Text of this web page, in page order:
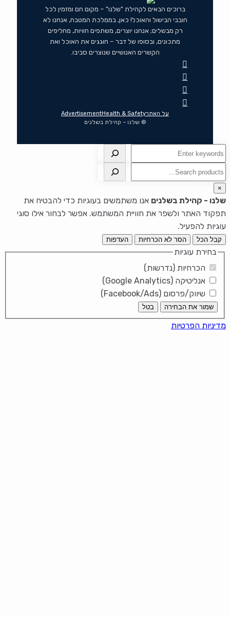
ברוכים הבאים לקהילת "שלנו" – מקום חם ומזמין לכל
חובבי הבישול והאוכל! כאן, בממלכת המטבח, אנחנו לא
רק מבשלים; אנחנו יוצרים, משתפים חוויות, מחליפים
מתכונים, ובסופו של דבר – חוגגים את האוכל ואת
הקשרים האנושיים שנוצרים סביבו.
על האתרHealth & Safety
Advertisement
© שלנו – קהילת בשלנים
חיפוש
חיפוש
×
שלנו - קהילת בשלנים אנו משתמשים בעוגיות כדי להבטיח את
תפקוד האתר ולשפר את חוויית המשתמש. אפשר לבחור אילו סוגי
עוגיות להפעיל.
קבל הכל הסר לא הכרחיות העדפות
בחירת עוגיות
הכרחיות (נדרשות)
אנליטיקה (Google Analytics)
שיווק/פרסום (Facebook/Ads)
שמור את הבחירה בטל
מדיניות הפרטיות